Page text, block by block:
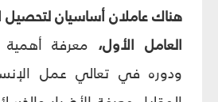
هناك عاملان أساسيان
العامل الأول، معرفة
ودوره في تعالي عمل